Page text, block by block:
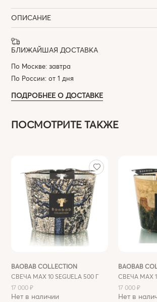
ОПИСАНИЕ
БЛИЖАЙШАЯ ДОСТАВКА
По Москве: завтра
По России: от 1 дня
ПОДРОБНЕЕ О ДОСТАВКЕ
ПОСМОТРИТЕ ТАКЖЕ
BAOBAB COLLECTION
СВЕЧА MAX 10 SEGUELA 500 Г
17 000 ₽
Нет в наличии
BAOBAB
СВЕЧА MAX
17 000 ₽
Нет в